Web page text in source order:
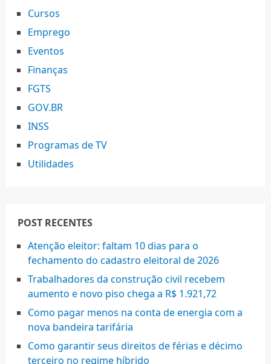
Cursos
Emprego
Eventos
Finanças
FGTS
GOV.BR
INSS
Programas de TV
Utilidades
POST RECENTES
Atenção eleitor: faltam 10 dias para o
fechamento do cadastro eleitoral de 2026
Trabalhadores da construção civil recebem
aumento e novo piso chega a R$ 1.921,72
Como pagar menos na conta de energia com a
nova bandeira tarifária
Como garantir seus direitos de férias e décimo
terceiro no regime híbrido